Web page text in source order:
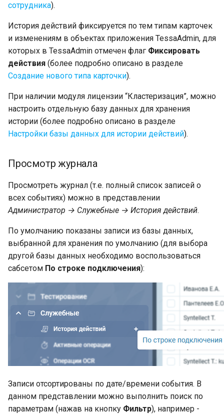
сотрудника).
История действий фиксируется по тем типам карточек
и изменениям в объектах приложения TessaAdmin, для
которых в TessaAdmin отмечен флаг Фиксировать
действия (более подробно описано в разделе
Создание нового типа карточки).
При наличии модуля лицензии “Кластеризация”, можно
настроить отдельную базу данных для хранения
истории (более подробно описано в разделе
Настройки базы данных для истории действий).
Просмотр журнала
Просмотреть журнал (т.е. полный список записей о
всех событиях) можно в представлении
Администратор → Служебные → История действий.
По умолчанию показаны записи из базы данных,
выбранной для хранения по умолчанию (для выбора
другой базы данных необходимо воспользоваться
сабсетом По строке подключения):
Записи отсортированы по дате/времени события. В
данном представлении можно выполнить поиск по
параметрам (нажав на кнопку Фильтр), например -